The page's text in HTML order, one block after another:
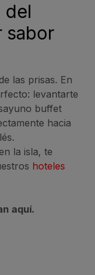
del
sabor
las prisas. En
levantarte
buffet
hacia
la isla, te
hoteles
aquí.